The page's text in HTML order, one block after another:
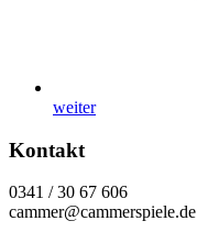
weiter
Kontakt
0341 / 30 67 606
cammer@cammerspiele.de